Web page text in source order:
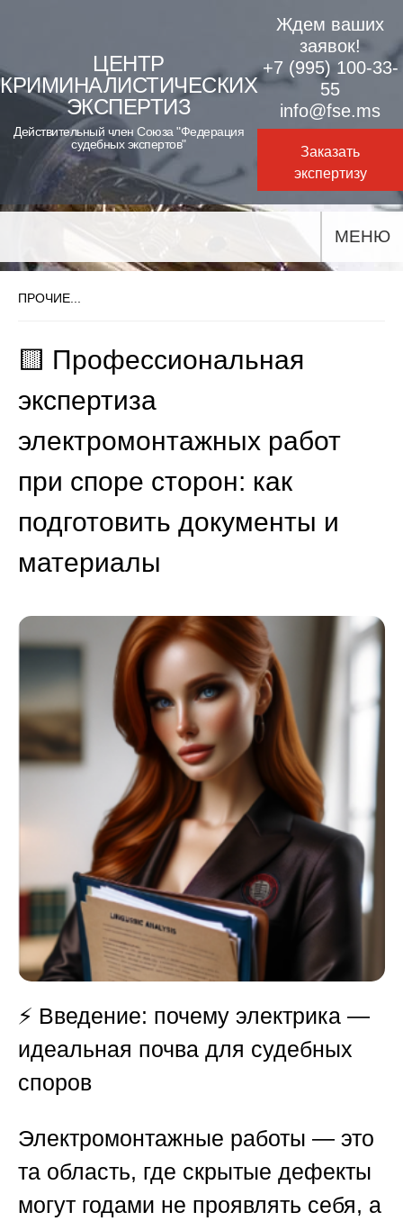
content
ЦЕНТР
КРИМИНАЛИСТИЧЕСКИХ
ЭКСПЕРТИЗ
Действительный член Союза "Федерация
судебных экспертов"
Ждем ваших
заявок!
+7 (995) 100-33-
55
info@fse.ms
Заказать
экспертизу
МЕНЮ
ПРОЧИЕ...
🟨 Профессиональная
экспертиза
электромонтажных работ
при споре сторон: как
подготовить документы и
материалы
⚡ Введение: почему электрика —
идеальная почва для судебных
споров
Электромонтажные работы — это
та область, где скрытые дефекты
могут годами не проявлять себя, а